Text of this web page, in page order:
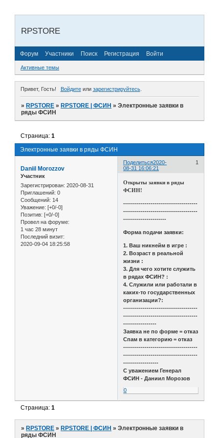
RPSTORE
Форум Участники Поиск Регистрация Войти
Активные темы
Привет, Гость! Войдитеили зарегистрируйтесь.
»RPSTORE »RPSTORE | ФСИН »Электронные заявки в
ряды ФСИН
Электронные заявки в ряды ФСИН
Страница:1
Поделиться 1
2020-
08-31 16:06:21
Daniil Morozzov
Участник
Зарегистрирован: 2020-08-31
Приглашений: 0
Сообщений: 14
Уважение: [+0/-0]
Позитив: [+0/-0]
Провел на форуме:
1 час 28 минут
Последний визит:
2020-09-04 18:25:58
Открыты заявки в ряды
ФСИН!
--------------------------------------
--------------------------------------
----------------------
Форма подачи заявки:
1. Ваш никнейм в игре :
2. Возраст в реальной
жизни :
3. Для чего хотите служить
в рядах ФСИН? :
4. Служили или работали в
каких-то государственных
организации?:
--------------------------------------
--------------------------------------
-----------------
Заявка не по форме = отказ
Спам в категорию = отказ
--------------------------------------
--------------------------------------
------------------
С уважением Генерал
ФСИН - Даниил Морозов
0
Страница:1
»RPSTORE »RPSTORE | ФСИН »Электронные заявки в
ряды ФСИН